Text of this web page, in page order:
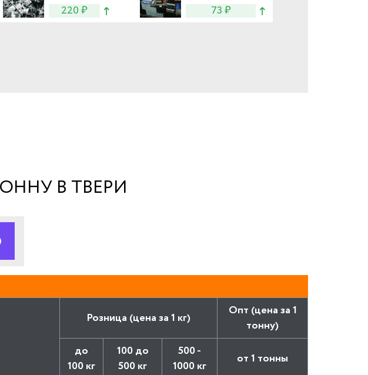
220 ₽
73 ₽
В ТВЕРИ
Розница (цена за 1 кг)
Опт (цена за 1
тонну)
до
100 кг
100 до
500 кг
500 -
1000 кг
от 1 тонны